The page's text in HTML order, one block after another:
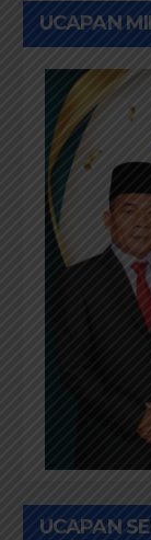
UCAPAN
UCAPAN